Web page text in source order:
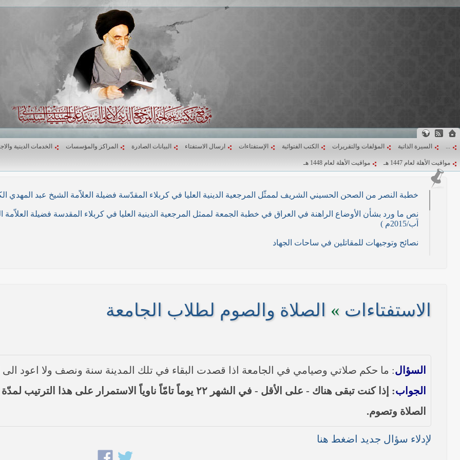
... السيرة الذاتية المؤلفات والتقريرات الكتب الفتوائية الإستفتاءات ارسال الاستفتاء البيانات الصادرة المراكز والمؤسسات الخدمات الدينية
مواقيت الأهلة لعام 1447 هـ مواقيت الأهلة لعام 1448 هـ
خطبة النصر من الصحن الحسيني الشريف لممثّل المرجعية الدينية العليا في كربلاء المقدّسة فضيلة العلاّمة الشيخ عبد المهدي الكربلائي في (26/ربيع الأول/1439هـ)
آب/2015م )
نصائح وتوجيهات للمقاتلين في ساحات الجهاد
على مناطق واسعة في محافظتي نينوى وصلاح الدين وإعلانها أنها تستهدف بقية المحافظات
بيان صادر من مكتب سماحة السيد السيستاني -دام ظلّه - في النجف الأشرف حول التطورات الأمنية الأخيرة في محافظة نينوى
الاستفتاءات » الصلاة والصوم لطلاب الجامعة
السؤال: ما حكم صلاتي وصيامي في الجامعة اذا قصدت البقاء في تلك المدينة سنة ونصف ولا اعود
الجواب
: إذا كنت تبقى هناك - على الأقل - في الشهر ٢٢ يوماً تامّاً ناوياً
الصلاة وتصوم.
لإدلاء سؤال جديد اضغط هنا